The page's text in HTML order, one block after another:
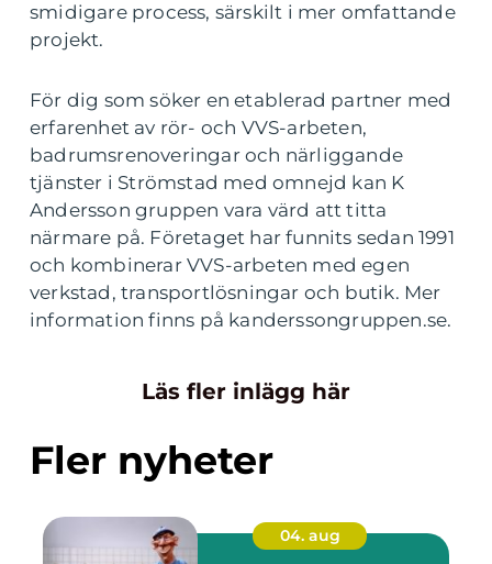
smidigare process, särskilt i mer omfattande
projekt.
För dig som söker en etablerad partner med
erfarenhet av rör- och VVS-arbeten,
badrumsrenoveringar och närliggande
tjänster i Strömstad med omnejd kan K
Andersson gruppen vara värd att titta
närmare på. Företaget har funnits sedan 1991
och kombinerar VVS-arbeten med egen
verkstad, transportlösningar och butik. Mer
information finns på kanderssongruppen.se.
Läs fler inlägg här
Fler nyheter
04. aug